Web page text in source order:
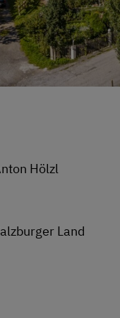
Hölzl
Land